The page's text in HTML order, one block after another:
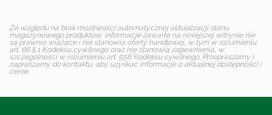
Ze względu na brak możliwości automatycznej aktualizacji stanu
magazynowego produktów, informacje zawarte na niniejszej witrynie nie
są prawnie wiążące i nie stanowią oferty handlowej, w tym w rozumieniu
art. 66 § 1 Kodeksu cywilnego oraz nie stanowią zapewnienia, w
szczególności w rozumieniu art. 556 Kodeksu cywilnego. Przepraszamy i
zapraszamy do kontaktu, aby uzyskać informacje o aktualnej dostępności i
cenie.